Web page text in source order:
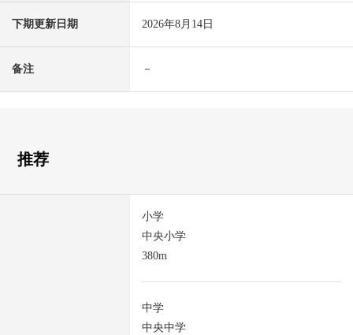
下期更新日期 2026年8月14日
备注 －
推荐
小学
中央小学
380m
中学
中央中学